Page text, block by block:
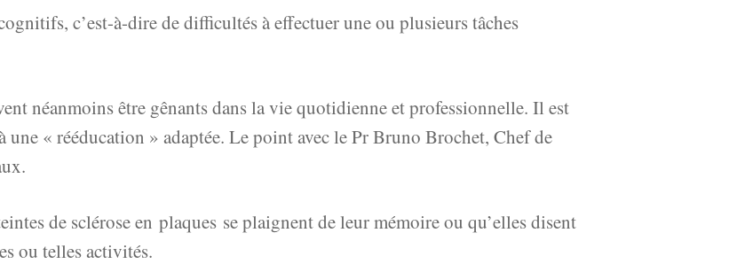
c’est-à-dire de difficultés à effectuer une ou plusieurs tâches
néanmoins être gênants dans la vie quotidienne et professionnelle. Il est
une « rééducation » adaptée. Le point avec le Pr Bruno Brochet, Chef de
de sclérose en plaques se plaignent de leur mémoire ou qu’elles disent
ou telles activités.